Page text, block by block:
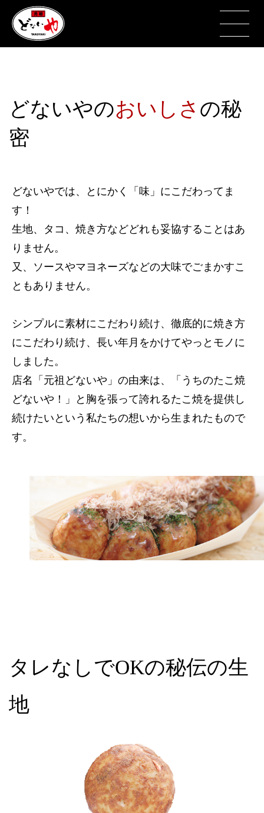
どないやのおいしさ の秘
密
どないやでは、とにかく「味」にこだわってま
す！
生地、タコ、焼き方などどれも妥協することはあ
りません。
又、ソースやマヨネーズなどの大味でごまかすこ
ともありません。
シンプルに素材にこだわり続け、徹底的に焼き方
にこだわり続け、長い年月をかけてやっとモノに
しました。
店名「元祖どないや」の由来は、「うちのたこ焼
どないや！」と胸を張って誇れるたこ焼を提供し
続けたいという私たちの想いから生まれたもので
す。
タレなしでOKの秘伝の生
地